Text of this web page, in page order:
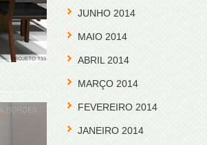
JUNHO 2014
MAIO 2014
ABRIL 2014
MARÇO 2014
FEVEREIRO 2014
JANEIRO 2014